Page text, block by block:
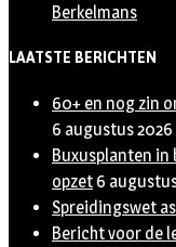
Berkelmans
LAATSTE BERICHTEN
60+ en nog zin
6 augustus 2026
Buxusplanten in
opzet 6
Spreidingswet
Bericht voor de